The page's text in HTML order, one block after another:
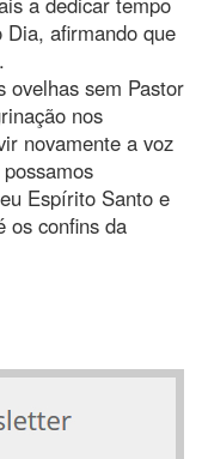
afirmando que
ovelhas sem Pastor
nos
novamente a voz
Espírito Santo e
os confins da